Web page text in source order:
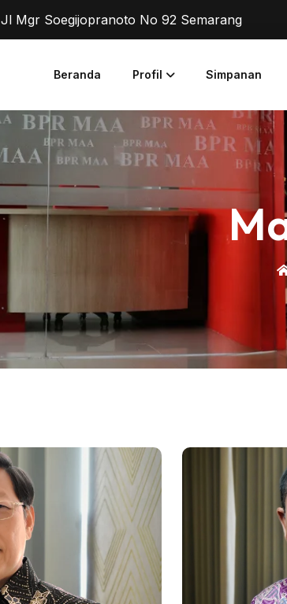
Jl Mgr Soegijopranoto No 92 Semarang
Beranda Profil Simpanan